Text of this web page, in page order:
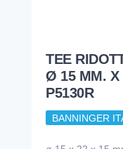
TEE
Ø 15 MM.
P5130R
BANNINGER